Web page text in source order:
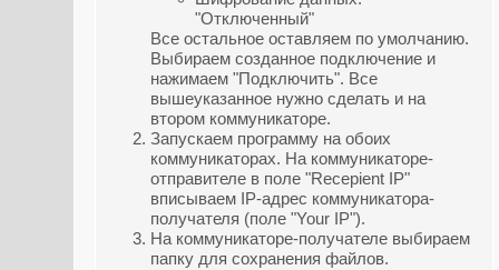
"Отключенный"
Все остальное оставляем по умолчанию.
Выбираем созданное подключение и
нажимаем "Подключить". Все
вышеуказанное нужно сделать и на
втором коммуникаторе.
Запускаем программу на обоих
коммуникаторах. На коммуникаторе-
отправителе в поле "Recepient IP"
вписываем IP-адрес коммуникатора-
получателя (поле "Your IP").
На коммуникаторе-получателе выбираем
папку для сохранения файлов.